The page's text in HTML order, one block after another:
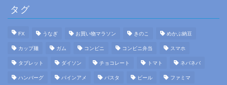
タグ
FX うなぎ お買い物マラソン きのこ めかぶ納豆
カップ麺 ガム コンビニ コンビニ弁当 スマホ
タブレット ダイソン チョコレート トマト ネバネバ
ハンバーグ パインアメ パスタ ビール ファミマ